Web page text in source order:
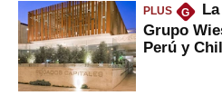
PLUS G
Grupo
Perú y